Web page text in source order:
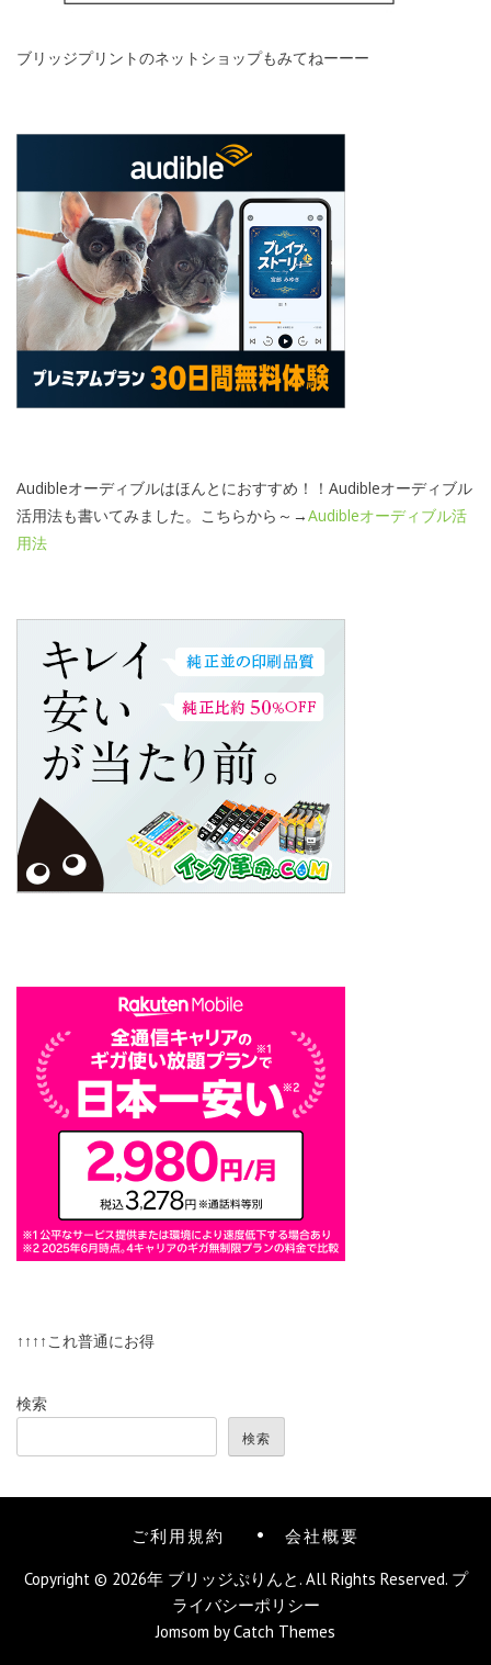
ブリッジプリントのネットショップもみてねーーー
Audibleオーディブルはほんとにおすすめ！！Audibleオーディブル
活用法も書いてみました。こちらから～→Audibleオーディブル活
用法
↑↑↑↑これ普通にお得
検索
検索
ご利用規約 会社概要
Copyright © 2026年 ブリッジぷりんと. All Rights Reserved. プ
ライバシーポリシー
Jomsom byCatch Themes